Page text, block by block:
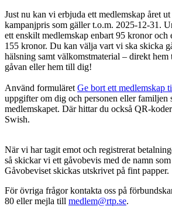
Just nu kan vi erbjuda ett medlemskap året
kampanjpris som gäller t.o.m. 2025-12-31.
ett enskilt medlemskap enbart 95 kronor och
155 kronor. Du kan välja vart vi ska skicka
hälsning samt välkomstmaterial – direkt
gåvan eller hem till dig!
Använd formuläret Ge bort ett medlemskap
uppgifter om dig och personen eller familjen
medlemskapet. Där hittar du också QR-
Swish.
När vi har tagit emot och registrerat
så skickar vi ett gåvobevis med de namn
Gåvobeviset skickas utskrivet på fint papper.
För övriga frågor kontakta oss på
80 eller mejla till medlem@rtp.se.